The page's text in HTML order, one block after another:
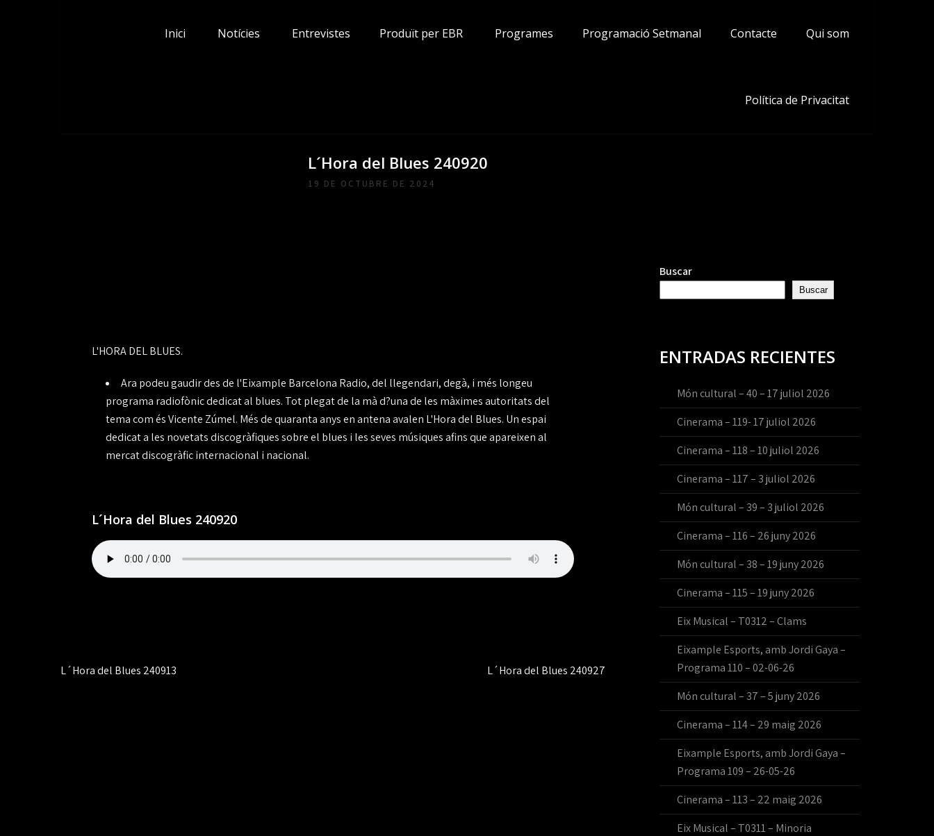
Inici Notícies Entrevistes Produït per EBR Programes Programació Setmanal Contacte Qui som
Política de Privacitat
L´Hora del Blues 240920
19 DE OCTUBRE DE 2024
L'HORA DEL BLUES.
Ara podeu gaudir des de l'Eixample Barcelona Radio, del llegendari, degà, i més longeu
programa radiofònic dedicat al blues. Tot plegat de la mà d?una de les màximes autoritats del
tema com és Vicente Zúmel. Més de quaranta anys en antena avalen L'Hora del Blues. Un espai
dedicat a les novetats discogràfiques sobre el blues i les seves músiques afins que apareixen al
mercat discogràfic internacional i nacional.
L´Hora del Blues 240920
Navegación
L´Hora del Blues 240913 L´Hora del Blues 240927
Buscar
Buscar
ENTRADAS RECIENTES
Món cultural – 40 – 17 juliol 2026
Cinerama – 119- 17 juliol 2026
Cinerama – 118 – 10 juliol 2026
Cinerama – 117 – 3 juliol 2026
Món cultural – 39 – 3 juliol 2026
Cinerama – 116 – 26 juny 2026
Món cultural – 38 – 19 juny 2026
Cinerama – 115 – 19 juny 2026
Eix Musical – T0312 – Clams
Eixample Esports, amb Jordi Gaya –
Programa 110 – 02-06-26
Món cultural – 37 – 5 juny 2026
Cinerama – 114 – 29 maig 2026
Eixample Esports, amb Jordi Gaya –
Programa 109 – 26-05-26
Cinerama – 113 – 22 maig 2026
Eix Musical – T0311 – Minoria